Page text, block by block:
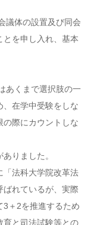
議体の設置及び同会
を申し入れ、基本
あくまで選択肢の一
在学中受験をしな
際にカウントしな
りました。
法科大学院改革法
れているが、実際
3＋2を推進するため
育と司法試験等との